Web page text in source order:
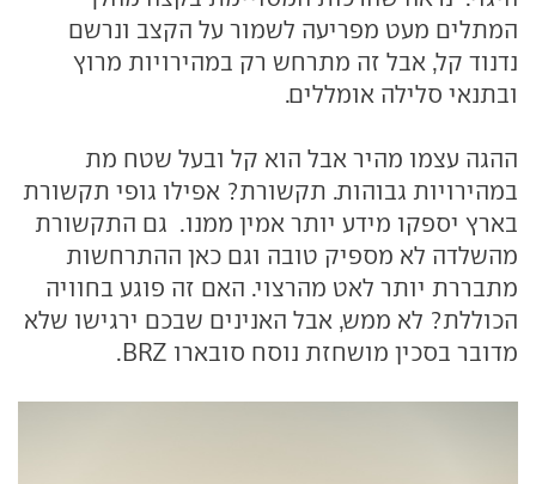
המתלים מעט מפריעה לשמור על הקצב ונרשם
נדנוד קל, אבל זה מתרחש רק במהירויות מרוץ
ובתנאי סלילה אומללים.
ההגה עצמו מהיר אבל הוא קל ובעל שטח מת
במהירויות גבוהות. תקשורת? אפילו גופי תקשורת
בארץ יספקו מידע יותר אמין ממנו. גם התקשורת
מהשלדה לא מספיק טובה וגם כאן ההתרחשות
מתבררת יותר לאט מהרצוי. האם זה פוגע בחוויה
הכוללת? לא ממש, אבל האנינים שבכם ירגישו שלא
מדובר בסכין מושחזת נוסח סובארו BRZ.